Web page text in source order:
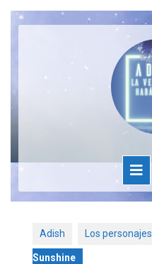
Adish Los personajes
Sunshine